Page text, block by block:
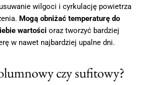
wilgoci i cyrkulację powietrza
Mogą obniżać temperaturę do
wartości oraz tworzyć bardziej
w nawet najbardziej upalne dni.
czy sufitowy?